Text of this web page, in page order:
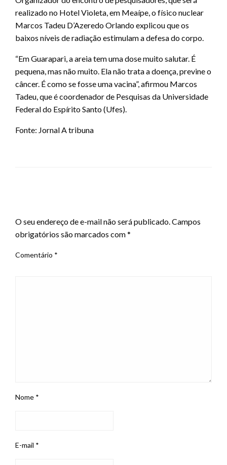
realizado no Hotel Violeta, em Meaípe, o físico nuclear
Marcos Tadeu D’Azeredo Orlando explicou que os
baixos níveis de radiação estimulam a defesa do corpo.
“Em Guarapari, a areia tem uma dose muito salutar. É
pequena, mas não muito. Ela não trata a doença, previne o
câncer. É como se fosse uma vacina”, afirmou Marcos
Tadeu, que é coordenador de Pesquisas da Universidade
Federal do Espírito Santo (Ufes).
Fonte: Jornal A tribuna
O seu endereço de e-mail não será publicado.Campos
obrigatórios são marcados com*
Comentário *
Nome *
E-mail *